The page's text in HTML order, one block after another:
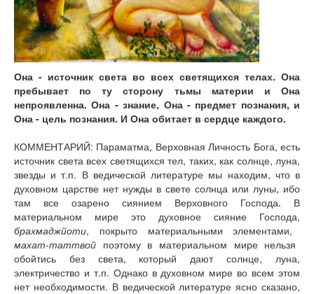
Она - источник света во всех светящихся телах. Она
пребывает по ту сторону тьмы материи и Она
непроявленна. Она - знание, Она - предмет познания, и
Она - цель познания. И Она обитает в сердце каждого.
КОММЕНТАРИЙ: Параматма, Верховная Личность Бога, есть
источник света всех светящихся тел, таких, как солнце, луна,
звезды и т.п. В ведической литературе мы находим, что в
духовном царстве нет нужды в свете солнца или луны, ибо
там все озарено сиянием Верховного Господа. В
материальном мире это духовное сияние Господа,
брахмаджйоти, покрыто материальными элементами,
махат-таттвой поэтому в материальном мире нельзя
обойтись без света, который дают солнце, луна,
электричество и т.п. Однако в духовном мире во всем этом
нет необходимости. В ведической литературе ясно сказано,